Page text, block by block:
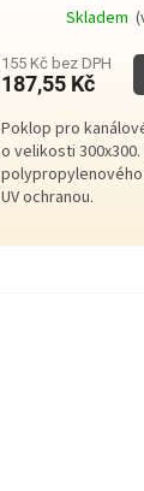
Skladem
155 Kč bez DPH
187,55 Kč
Poklop pro
o velikosti
UV ochranou.